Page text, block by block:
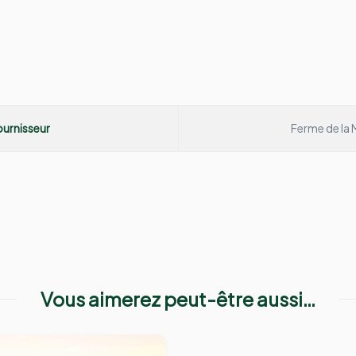
Ferme de la
Vous aimerez peut-être aussi…